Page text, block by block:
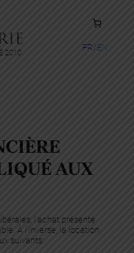
2010
FR EN
AUX
l’achat présente
À l’inverse, la location
suivants: